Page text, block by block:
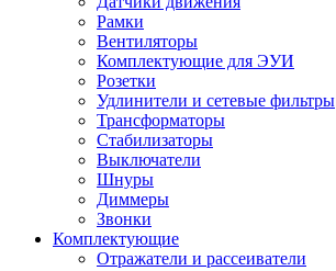
Рамки
Вентиляторы
Комплектующие для ЭУИ
Розетки
Удлинители и сетевые фильтры
Трансформаторы
Стабилизаторы
Выключатели
Шнуры
Диммеры
Звонки
Комплектующие
Отражатели и рассеиватели